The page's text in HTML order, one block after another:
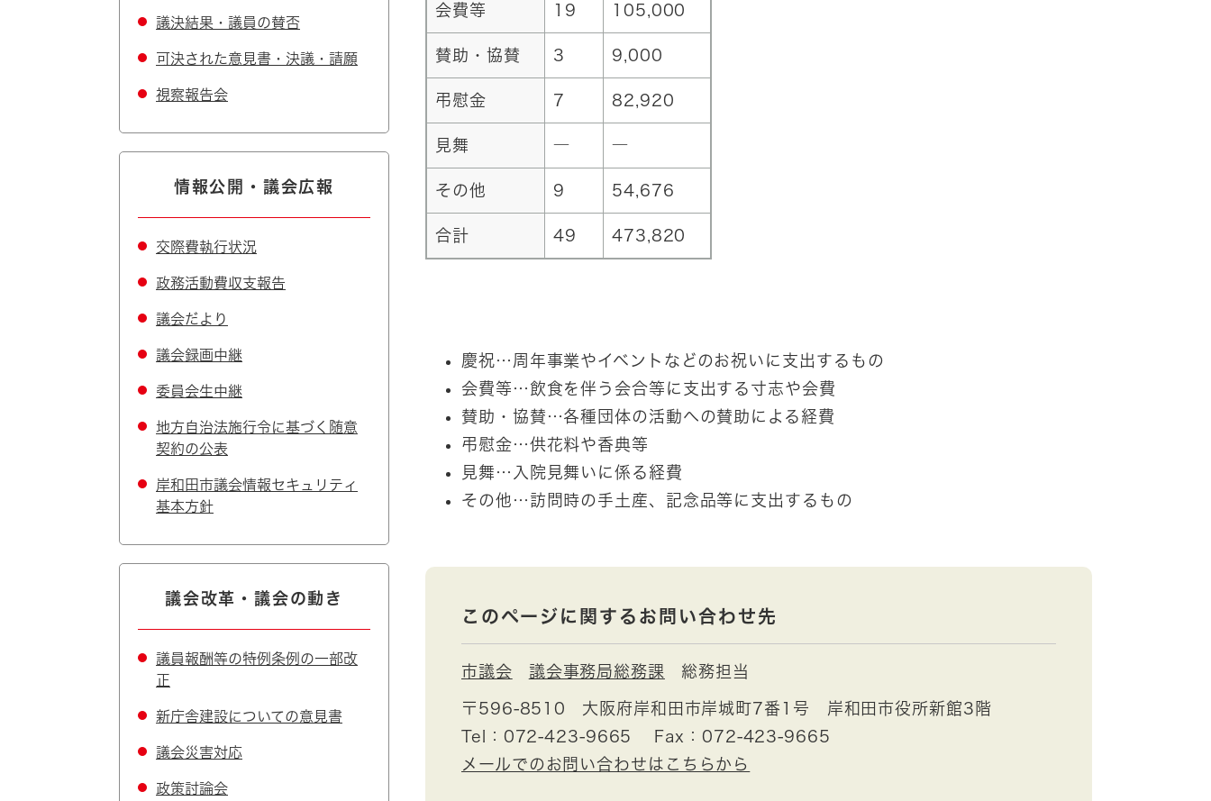
会費等 19 105,000
賛助・協賛 3 9,000
弔慰金 7 82,920
見舞 ― ―
その他 9 54,676
合計 49 473,820
慶祝…周年事業やイベントなどのお祝いに支出するもの
会費等…飲食を伴う会合等に支出する寸志や会費
賛助・協賛…各種団体の活動への賛助による経費
弔慰金…供花料や香典等
見舞…入院見舞いに係る経費
その他…訪問時の手土産、記念品等に支出するもの
このページに関するお問い合わせ先
市議会 議会事務局総務課 総務担当
〒596-8510
大阪府岸和田市岸城町7番1号 岸和田市役所新館3階
Tel：072-423-9665
Fax：072-423-9665
メールでのお問い合わせはこちらから
議決結果・議員の賛否
可決された意見書・決議・請願
視察報告会
情報公開・議会広報
交際費執行状況
政務活動費収支報告
議会だより
議会録画中継
委員会生中継
地方自治法施行令に基づく随意
契約の公表
岸和田市議会情報セキュリティ
基本方針
議会改革・議会の動き
議員報酬等の特例条例の一部改
正
新庁舎建設についての意見書
議会災害対応
政策討論会